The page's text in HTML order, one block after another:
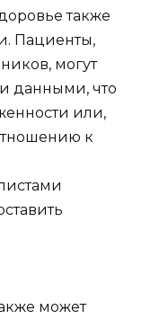
также
Пациенты,
могут
данными, что
или,
к
может